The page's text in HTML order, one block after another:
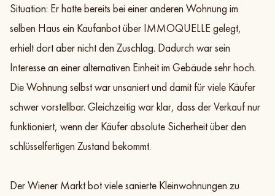
Situation: Er hatte bereits bei einer anderen Wohnung im
selben Haus ein Kaufanbot über IMMOQUELLE gelegt,
erhielt dort aber nicht den Zuschlag. Dadurch war sein
Interesse an einer alternativen Einheit im Gebäude sehr hoch.
Die Wohnung selbst war unsaniert und damit für viele Käufer
schwer vorstellbar. Gleichzeitig war klar, dass der Verkauf nur
funktioniert, wenn der Käufer absolute Sicherheit über den
schlüsselfertigen Zustand bekommt.
Der Wiener Markt bot viele sanierte Kleinwohnungen zu